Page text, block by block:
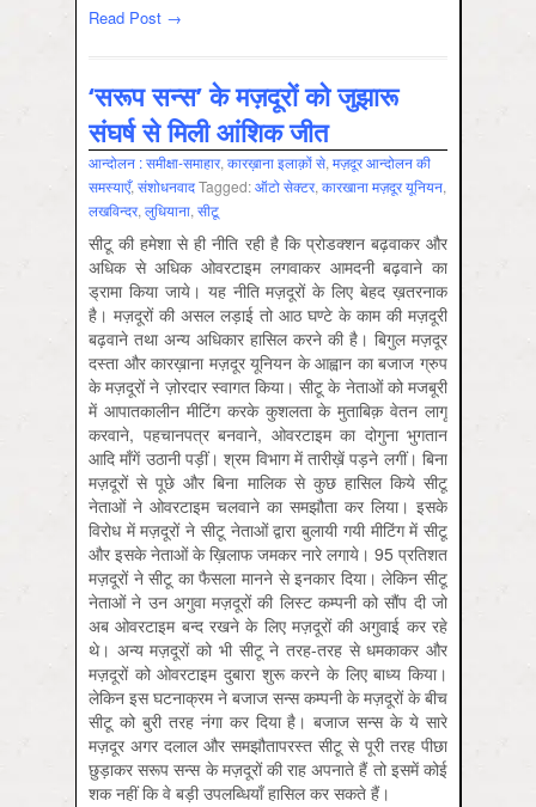
Read Post →
‘सरूप सन्स’ के मज़दूरों को जुझारू
संघर्ष से मिली आंशिक जीत
आन्‍दोलन : समीक्षा-समाहार, कारख़ाना इलाक़ों से, मज़दूर आन्दोलन की
समस्‍याएँ, संशोधनवादTagged:ऑटो सेक्‍टर, कारखाना मज़दूर यूनियन,
लखविन्‍दर, लुधियाना, सीटू
सीटू की हमेशा से ही नीति रही है कि प्रोडक्शन बढ़वाकर और
अधिक से अधिक ओवरटाइम लगवाकर आमदनी बढ़वाने का
ड्रामा किया जाये। यह नीति मज़दूरों के लिए बेहद ख़तरनाक
है। मज़दूरों की असल लड़ाई तो आठ घण्टे के काम की मज़दूरी
बढ़वाने तथा अन्य अधिकार हासिल करने की है। बिगुल मज़दूर
दस्ता और कारख़ाना मज़दूर यूनियन के आह्वान का बजाज ग्रुप
के मज़दूरों ने ज़ोरदार स्वागत किया। सीटू के नेताओं को मजबूरी
में आपातकालीन मीटिंग करके कुशलता के मुताबिक़ वेतन लागू
करवाने, पहचानपत्र बनवाने, ओवरटाइम का दोगुना भुगतान
आदि माँगें उठानी पड़ीं। श्रम विभाग में तारीख़ें पड़ने लगीं। बिना
मज़दूरों से पूछे और बिना मालिक से कुछ हासिल किये सीटू
नेताओं ने ओवरटाइम चलवाने का समझौता कर लिया। इसके
विरोध में मज़दूरों ने सीटू नेताओं द्वारा बुलायी गयी मीटिंग में सीटू
और इसके नेताओं के ख़िलाफ जमकर नारे लगाये। 95 प्रतिशत
मज़दूरों ने सीटू का फैसला मानने से इनकार दिया। लेकिन सीटू
नेताओं ने उन अगुवा मज़दूरों की लिस्ट कम्पनी को सौंप दी जो
अब ओवरटाइम बन्द रखने के लिए मज़दूरों की अगुवाई कर रहे
थे। अन्य मज़दूरों को भी सीटू ने तरह-तरह से धमकाकर और
मज़दूरों को ओवरटाइम दुबारा शुरू करने के लिए बाध्य किया।
लेकिन इस घटनाक्रम ने बजाज सन्स कम्पनी के मज़दूरों के बीच
सीटू को बुरी तरह नंगा कर दिया है। बजाज सन्स के ये सारे
मज़दूर अगर दलाल और समझौतापरस्त सीटू से पूरी तरह पीछा
छुड़ाकर सरूप सन्स के मज़दूरों की राह अपनाते हैं तो इसमें कोई
शक नहीं कि वे बड़ी उपलब्धियाँ हासिल कर सकते हैं।